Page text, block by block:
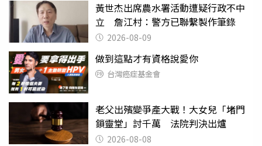
黃世杰出席農水署活動遭疑行政不中
立 詹江村：警方已聯繫製作筆錄
2026-08-09
做到這點才有資格說愛你
台灣癌症基金會
老父出殯變爭產大戰！大女兒「堵門
鎖靈堂」討千萬 法院判決出爐
2026-08-08